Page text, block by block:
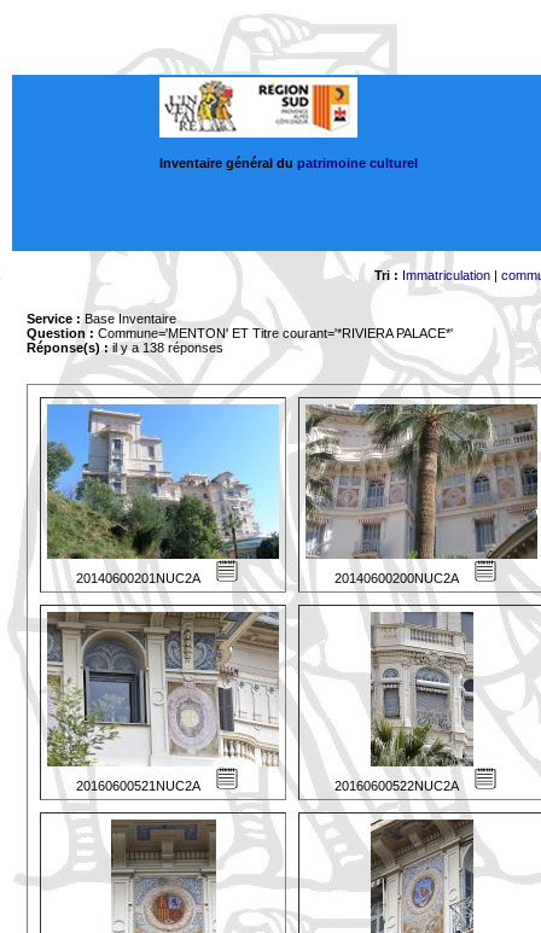
Inventaire général du patrimoine culturel
Tri : Immatriculation|
Service : Base Inventaire
Question : Commune='MENTON' ET Titre courant='*RIVIERA PALACE*'
Réponse(s) :il y a 138 réponses
20140600201NUC2A 20140600200NUC2A
20160600521NUC2A 20160600522NUC2A